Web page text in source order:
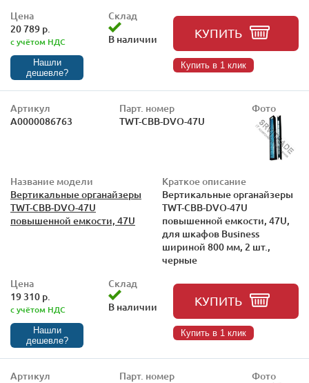
Цена
20 789 р.
с учётом НДС
Нашли
дешевле?
Склад
В наличии
КУПИТЬ
Купить в 1 клик
Артикул
А0000086763
Парт. номер
TWT-CBB-DVO-47U
Фото
Название модели
Вертикальные органайзеры
TWT-CBB-DVO-47U
повышенной емкости, 47U
Краткое описание
Вертикальные органайзеры
TWT-CBB-DVO-47U
повышенной емкости, 47U,
для шкафов Business
шириной 800 мм, 2 шт.,
черные
Цена
19 310 р.
с учётом НДС
Нашли
дешевле?
Склад
В наличии
КУПИТЬ
Купить в 1 клик
Артикул
Парт. номер
Фото